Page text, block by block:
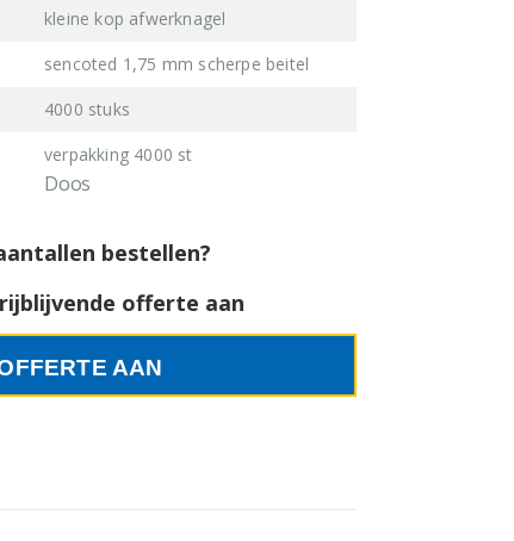
kleine kop afwerknagel
sencoted 1,75 mm scherpe beitel
4000 stuks
verpakking 4000 st
Doos
bestellen?
offerte aan
AAN